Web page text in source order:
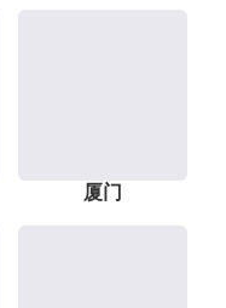
厦门